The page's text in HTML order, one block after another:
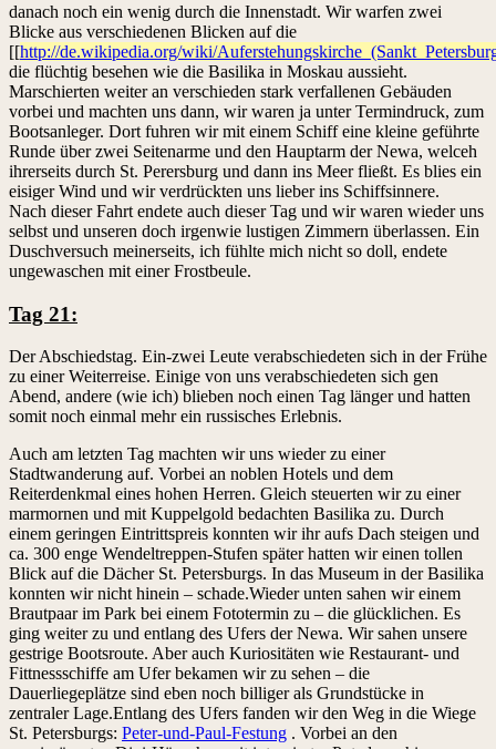
danach noch ein wenig durch die Innenstadt. Wir warfen zwei
Blicke aus verschiedenen Blicken auf die
[[http://de.wikipedia.org/wiki/
die flüchtig besehen wie die Basilika in Moskau aussieht.
Marschierten weiter an verschieden stark verfallenen Gebäuden
vorbei und machten uns dann, wir waren ja unter Termindruck, zum
Bootsanleger. Dort fuhren wir mit einem Schiff eine kleine geführte
Runde über zwei Seitenarme und den Hauptarm der Newa, welceh
ihrerseits durch St. Perersburg und dann ins Meer fließt. Es blies ein
eisiger Wind und wir verdrückten uns lieber ins Schiffsinnere.
Nach dieser Fahrt endete auch dieser Tag und wir waren wieder uns
selbst und unseren doch irgenwie lustigen Zimmern überlassen. Ein
Duschversuch meinerseits, ich fühlte mich nicht so doll, endete
ungewaschen mit einer Frostbeule.
Tag 21:
Der Abschiedstag. Ein-zwei Leute verabschiedeten sich in der Frühe
zu einer Weiterreise. Einige von uns verabschiedeten sich gen
Abend, andere (wie ich) blieben noch einen Tag länger und hatten
somit noch einmal mehr ein russisches Erlebnis.
Auch am letzten Tag machten wir uns wieder zu einer
Stadtwanderung auf. Vorbei an noblen Hotels und dem
Reiterdenkmal eines hohen Herren. Gleich steuerten wir zu einer
marmornen und mit Kuppelgold bedachten Basilika zu. Durch
einem geringen Eintrittspreis konnten wir ihr aufs Dach steigen und
ca. 300 enge Wendeltreppen-Stufen später hatten wir einen tollen
Blick auf die Dächer St. Petersburgs. In das Museum in der Basilika
konnten wir nicht hinein – schade.Wieder unten sahen wir einem
Brautpaar im Park bei einem Fototermin zu – die glücklichen. Es
ging weiter zu und entlang des Ufers der Newa. Wir sahen unsere
gestrige Bootsroute. Aber auch Kuriositäten wie Restaurant- und
Fittnessschiffe am Ufer bekamen wir zu sehen – die
Dauerliegeplätze sind eben noch billiger als Grundstücke in
zentraler Lage.Entlang des Ufers fanden wir den Weg in die Wiege
St. Petersburgs: Peter-und-Paul-Festung . Vorbei an den